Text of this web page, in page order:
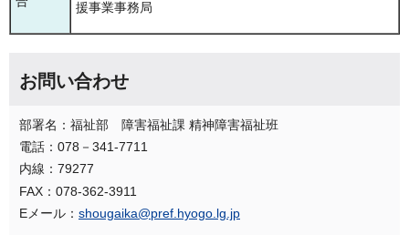
援事業事務局
お問い合わせ
部署名：福祉部 障害福祉課 精神障害福祉班
電話：078－341-7711
内線：79277
FAX：078-362-3911
Eメール： shougaika@pref.hyogo.lg.jp